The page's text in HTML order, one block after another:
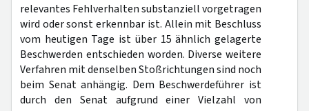
relevantes Fehlverhalten substanziell vorgetragen
wird oder sonst erkennbar ist. Allein mit Beschluss
vom heutigen Tage ist über 15 ähnlich gelagerte
Beschwerden entschieden worden. Diverse weitere
Verfahren mit denselben Stoßrichtungen sind noch
beim Senat anhängig. Dem Beschwerdeführer ist
durch den Senat aufgrund einer Vielzahl von